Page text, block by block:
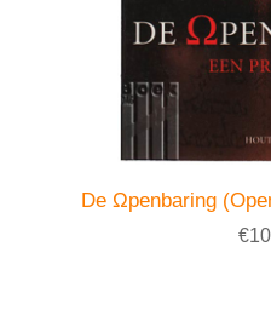
De Ωpenbaring